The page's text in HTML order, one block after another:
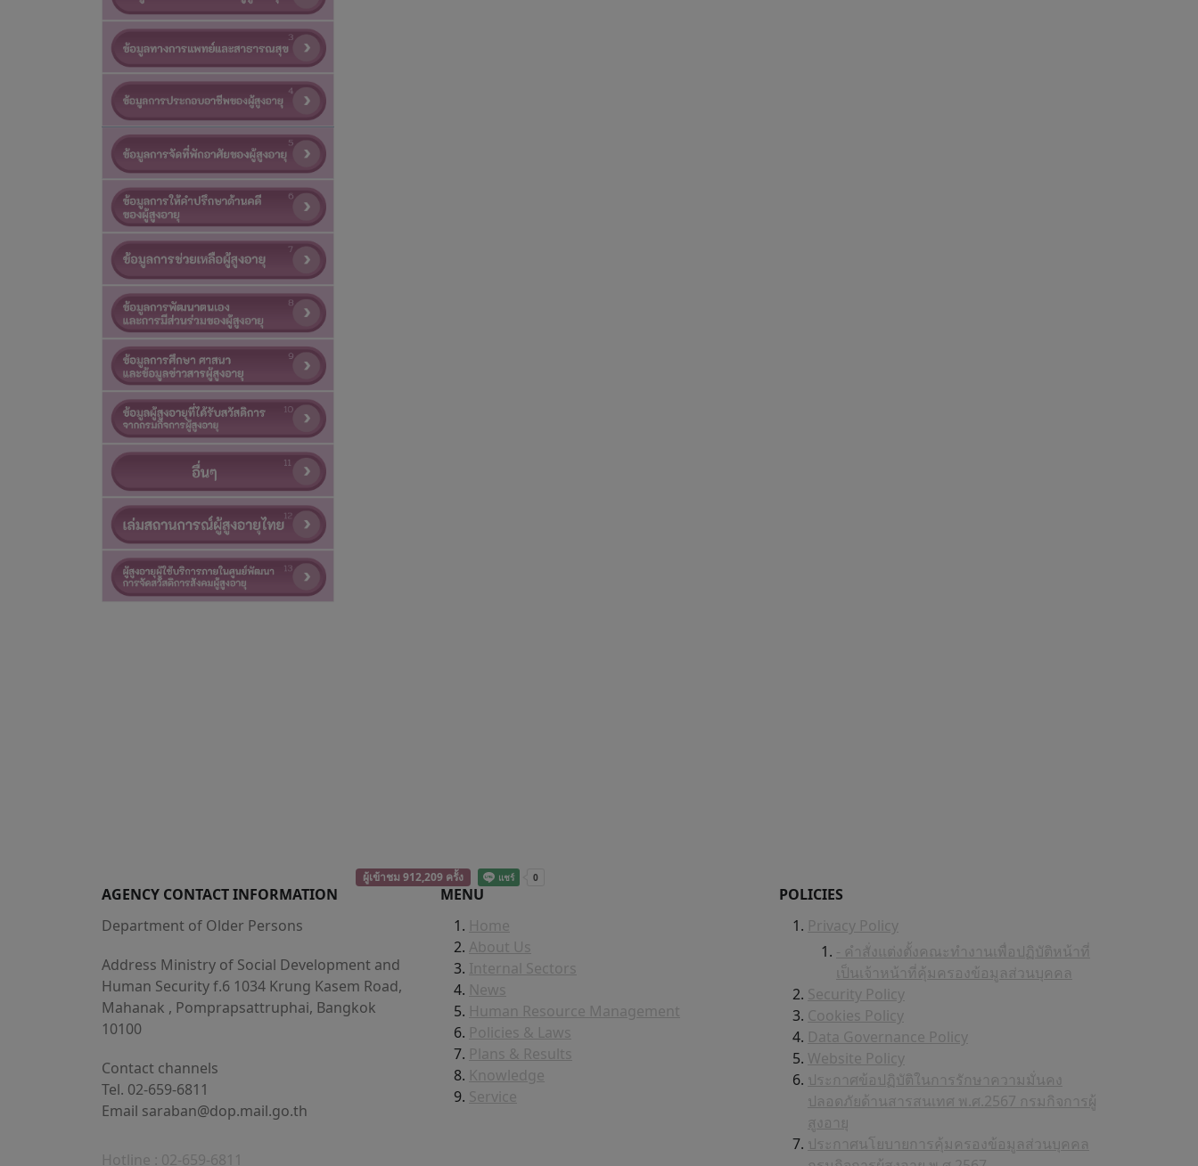
ผู้เข้าชม 912,209 ครั้ง
AGENCY CONTACT INFORMATION
Department of Older Persons
Address Ministry of Social Development and
Human Security f.6 1034 Krung Kasem Road,
Mahanak , Pomprapsattruphai, Bangkok
10100
Contact channels
Tel. 02-659-6811
Email saraban@dop.mail.go.th
Hotline : 02-659-6811
MENU
Home
About Us
Internal Sectors
News
Human Resource Management
Policies & Laws
Plans & Results
Knowledge
Service
POLICIES
Privacy Policy
- คำสั่งแต่งตั้งคณะทำงานเพื่อปฏิบัติหน้าที่
เป็นเจ้าหน้าที่คุ้มครองข้อมูลส่วนบุคคล
Security Policy
Cookies Policy
Data Governance Policy
Website Policy
ประกาศข้อปฏิบัติในการรักษาความมั่นคง
ปลอดภัยด้านสารสนเทศ พ.ศ.2567 กรมกิจการผู้
สูงอายุ
ประกาศนโยบายการคุ้มครองข้อมูลส่วนบุคคล